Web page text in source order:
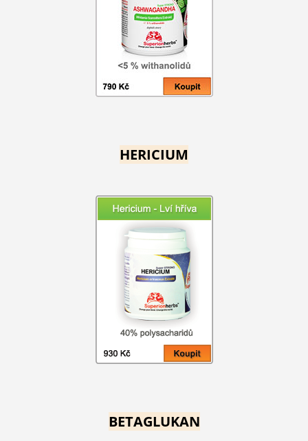
HERICIUM
BETAGLUKAN